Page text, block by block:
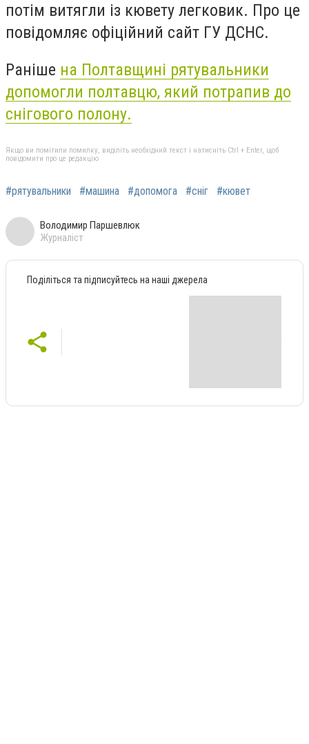
потім витягли із кювету легковик. Про це
повідомляє офіційний сайт ГУ ДСНС.
Раніше на Полтавщині рятувальники
допомогли полтавцю, який потрапив до
снігового полону.
Якщо ви помітили помилку, виділіть необхідний текст і натисніть Ctrl + Enter, щоб
повідомити про це редакцію
#рятувальники #машина #допомога #сніг #кювет
Володимир Паршевлюк
Журналіст
Поділіться та підписуйтесь на наші джерела